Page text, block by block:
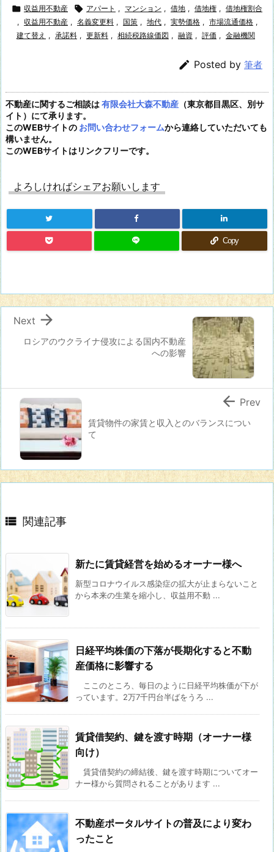
 収益用不動産  アパート , マンション , 借地 , 借地権 , 借地権割合
, 収益用不動産 , 名義変更料 , 国策 , 地代 , 実勢価格 , 市場流通価格 ,
建て替え , 承諾料 , 更新料 , 相続税路線価図 , 融資 , 評価 , 金融機関
 Posted by 筆者
不動産に関するご相談は有限会社大森不動産 （東京都目黒区、別サ
イト）にて承ります。
このWEBサイトの お問い合わせフォームから連絡していただいても
構いません。
このWEBサイトはリンクフリーです。
よろしければシェアお願いします
Copy
ロシアのウクライナ侵攻による国内不動産
への影響

Next
賃貸物件の家賃と収入とのバランスについ
て
 Prev
 関連記事
新たに賃貸経営を始めるオーナー様へ
新型コロナウイルス感染症の拡大が止まらないこと
から本来の生業を縮小し、収益用不動 ...
日経平均株価の下落が長期化すると不動
産価格に影響する
ここのところ、毎日のように日経平均株価が下が
っています。2万7千円台半ばをうろ ...
賃貸借契約、鍵を渡す時期（オーナー様
向け）
賃貸借契約の締結後、鍵を渡す時期についてオー
ナー様から質問されることがあります ...
不動産ポータルサイトの普及により変わ
ったこと